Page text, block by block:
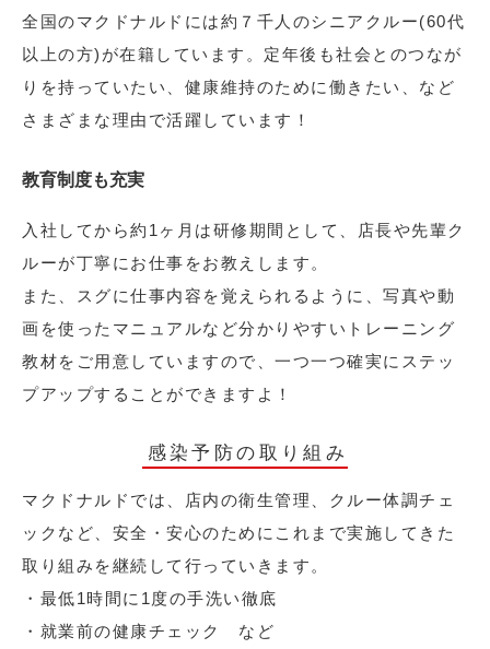
全国のマクドナルドには約７千人のシニアクルー(60代
以上の方)が在籍しています。定年後も社会とのつなが
りを持っていたい、健康維持のために働きたい、など
さまざまな理由で活躍しています！
教育制度も充実
入社してから約1ヶ月は研修期間として、店長や先輩ク
ルーが丁寧にお仕事をお教えします。
また、スグに仕事内容を覚えられるように、写真や動
画を使ったマニュアルなど分かりやすいトレーニング
教材をご用意していますので、一つ一つ確実にステッ
プアップすることができますよ！
感染予防の取り組み
マクドナルドでは、店内の衛生管理、クルー体調チェ
ックなど、安全・安心のためにこれまで実施してきた
取り組みを継続して行っていきます。
・最低1時間に1度の手洗い徹底
・就業前の健康チェック など